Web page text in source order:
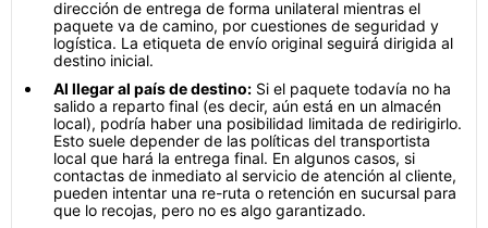
dirección de entrega de forma unilateral mientras el
paquete va de camino, por cuestiones de seguridad y
logística. La etiqueta de envío original seguirá dirigida al
destino inicial.
Al llegar al país de destino: Si el paquete todavía no ha
salido a reparto final (es decir, aún está en un almacén
local), podría haber una posibilidad limitada de redirigirlo.
Esto suele depender de las políticas del transportista
local que hará la entrega final. En algunos casos, si
contactas de inmediato al servicio de atención al cliente,
pueden intentar una re-ruta o retención en sucursal para
que lo recojas, pero no es algo garantizado.